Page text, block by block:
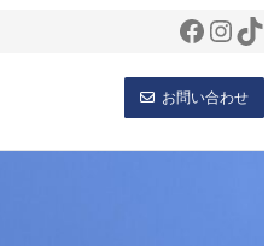
お問い合わせ